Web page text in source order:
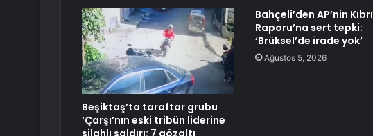
Beşiktaş’ta taraftar grubu
‘Çarşı’nın eski tribün liderine
Bahçeli’den AP’nin
Raporu’na sert tepki:
‘Brüksel’de irade yok’
Ağustos 5, 2026